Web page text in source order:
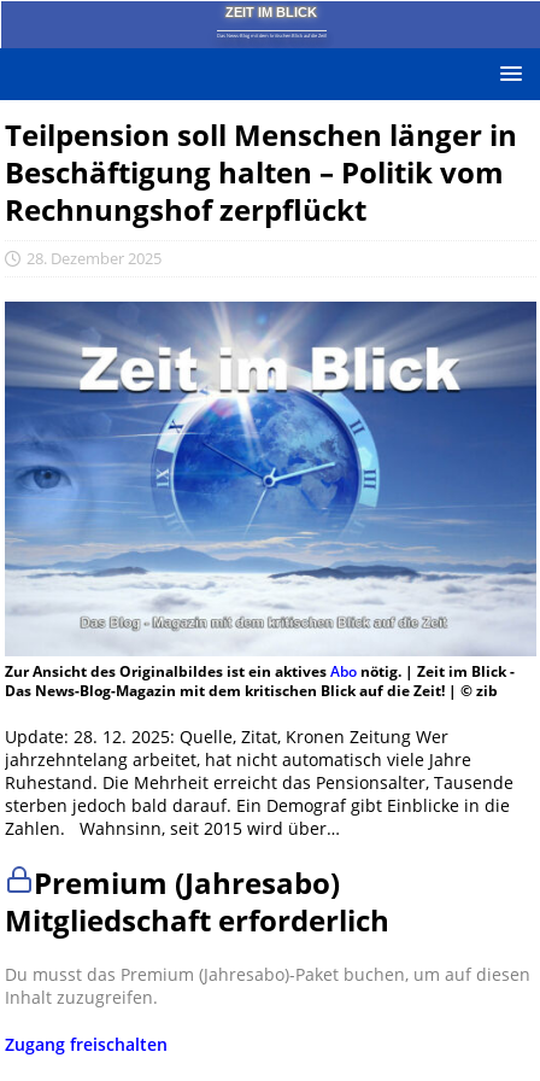
ZEIT IM BLICK
Das News-Blog mit dem kritischen Blick auf die Zeit!
Teilpension soll Menschen länger in
Beschäftigung halten – Politik vom
Rechnungshof zerpflückt
28. Dezember 2025
Zur Ansicht des Originalbildes ist ein aktivesAbonötig. | Zeit im Blick -
Das News-Blog-Magazin mit dem kritischen Blick auf die Zeit! | © zib
Update: 28. 12. 2025: Quelle, Zitat, Kronen Zeitung Wer
jahrzehntelang arbeitet, hat nicht automatisch viele Jahre
Ruhestand. Die Mehrheit erreicht das Pensionsalter, Tausende
sterben jedoch bald darauf. Ein Demograf gibt Einblicke in die
Zahlen. Wahnsinn, seit 2015 wird über…
Premium (Jahresabo)
Mitgliedschaft erforderlich
Du musst das Premium (Jahresabo)-Paket buchen, um auf diesen
Inhalt zuzugreifen.
Zugang freischalten